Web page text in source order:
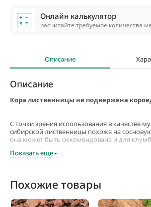
Онлайн калькулятор
расчитайте требуемое количества
Описание
Описание
Кора лиственницы не подвержена
С точки зрения использования в качестве
сибирской лиственницы похожа на
она может быть рекомендована и для
различных пустых пространств на участке.
которые обуславливают преимущества
лиственницы.
Например, долговечность. О том,
Показать еще
Похожие товары